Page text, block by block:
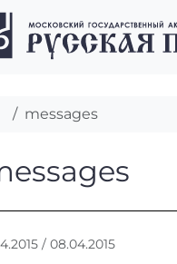
Главная
messages
/ 08.04.2015